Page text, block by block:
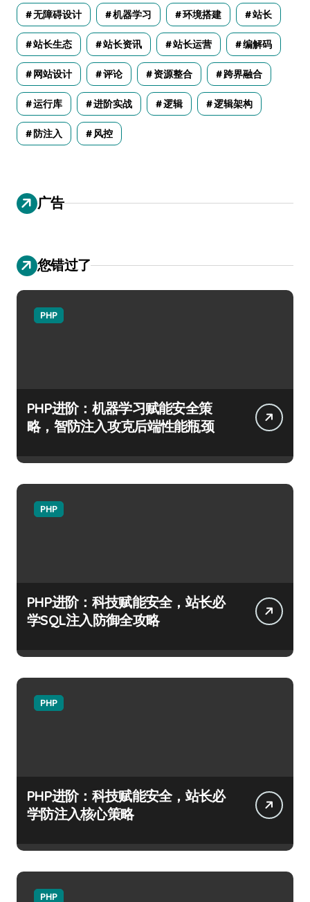
无障碍设计 机器学习 环境搭建 站长
站长生态 站长资讯 站长运营 编解码
网站设计 评论 资源整合 跨界融合
运行库 进阶实战 逻辑 逻辑架构
防注入 风控
广告
您错过了
PHP
PHP进阶：机器学习赋能安全策
略，智防注入攻克后端性能瓶颈
PHP
PHP进阶：科技赋能安全，站长必
学SQL注入防御全攻略
PHP
PHP进阶：科技赋能安全，站长必
学防注入核心策略
PHP